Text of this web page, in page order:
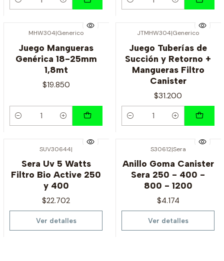
Cantidad Cantidad
MHW304|Generico
Juego Mangueras
Genérica 18-25mm
1,8mt
$19.850
Cantidad
JTMHW304|Generico
Juego Tuberías de
Succión y Retorno +
Mangueras Filtro
Canister
$31.200
Cantidad
SUV30644|
Sera Uv 5 Watts
Filtro Bio Active 250
y 400
$22.702
Ver detalles
S30612|Sera
Anillo Goma Canister
Sera 250 - 400 -
800 - 1200
$4.174
Ver detalles